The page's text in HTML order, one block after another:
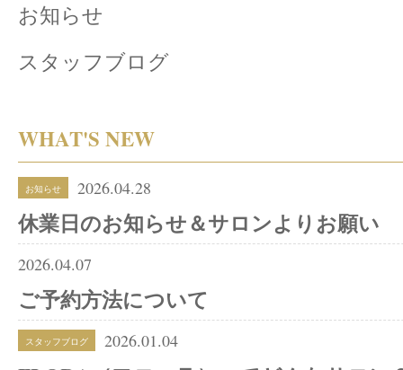
お知らせ
スタッフブログ
WHAT'S NEW
お知らせ 2026.04.28
休業日のお知らせ＆サロンよりお願い
2026.04.07
ご予約方法について
スタッフブログ 2026.01.04